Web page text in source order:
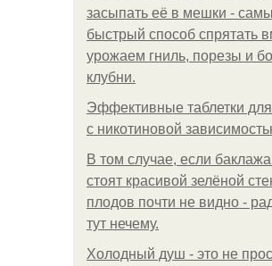
засыпать её в мешки -
быстрый способ спрятать
урожаем гниль, порезы и
клубни.
Эффективные таблетки
с никотиновой
В том случае, если
стоят красивой зелёной
плодов почти не видно -
тут нечему.
Холодный душ - это не